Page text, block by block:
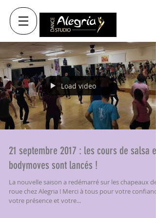
Load video
21 septembre 2017 : les cours de salsa et
bodymoves sont lancés !
La nouvelle saison a redémarré sur les chapeaux de
roue chez Alegria ! Merci à tous pour votre
votre présence et votre...